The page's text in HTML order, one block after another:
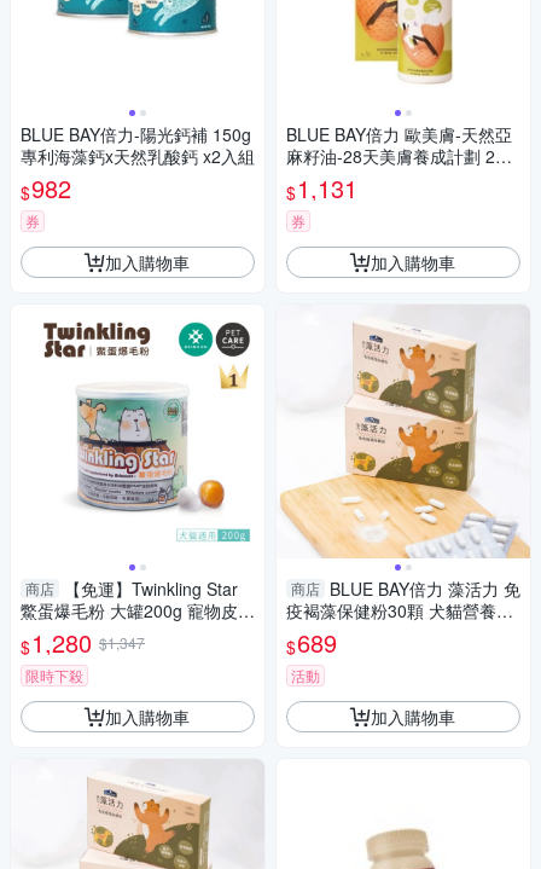
BLUE BAY倍力-陽光鈣補 150g
專利海藻鈣x天然乳酸鈣 x2入組
$982
券
加入購物車
商店
【免運】Twinkling Star
鱉蛋爆毛粉 大罐200g 寵物皮膚
保健專用 犬貓適用 『寵喵樂旗
艦店』
$1,280 $1,347
限時下殺
加入購物車
BLUE BAY倍力 歐美膚-天然亞
麻籽油-28天美膚養成計劃 250
ml/8.5oz x2入組
$1,131
券
加入購物車
商店 BLUE BAY倍力 藻活力 免
疫褐藻保健粉30顆 犬貓營養品
『寵喵樂旗艦店』
$689
活動
加入購物車